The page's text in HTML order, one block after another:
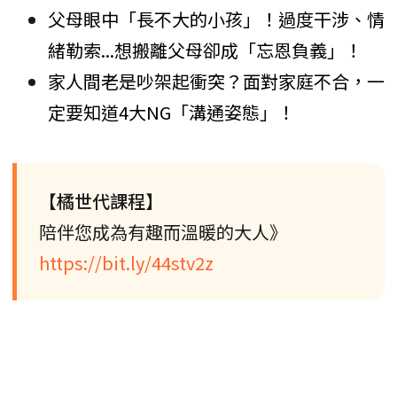
父母眼中「長不大的小孩」！過度干涉、情
緒勒索...想搬離父母卻成「忘恩負義」！
家人間老是吵架起衝突？面對家庭不合，一
定要知道4大NG「溝通姿態」！
【橘世代課程】
陪伴您成為有趣而溫暖的大人》
https://bit.ly/44stv2z